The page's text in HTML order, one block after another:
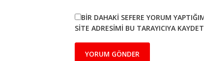
BIR DAHAKI SEFERE YORUM
SITE ADRESIMI BU TARAYICIYA